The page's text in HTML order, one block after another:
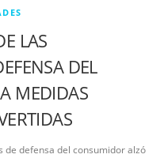
LAS
DEL
MEDIDAS
de defensa del consumidor alzó